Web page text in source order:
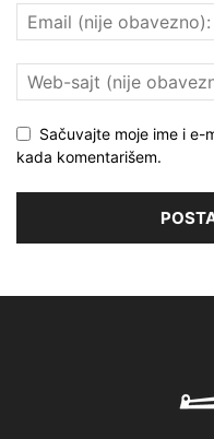
Sačuvajte moje ime i
kada komentarišem.